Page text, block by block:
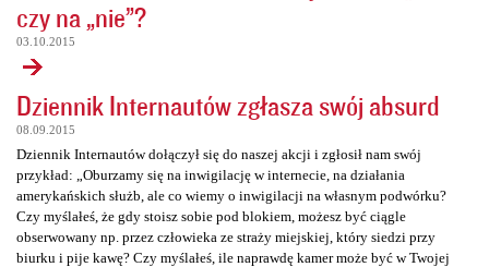
czy na „nie”?
03.10.2015
Dziennik Internautów zgłasza swój absurd
08.09.2015
Dziennik Internautów dołączył się do naszej akcji i zgłosił nam swój
przykład: „Oburzamy się na inwigilację w internecie, na działania
amerykańskich służb, ale co wiemy o inwigilacji na własnym podwórku?
Czy myślałeś, że gdy stoisz sobie pod blokiem, możesz być ciągle
obserwowany np. przez człowieka ze straży miejskiej, który siedzi przy
biurku i pije kawę? Czy myślałeś, ile naprawdę kamer może być w Twojej